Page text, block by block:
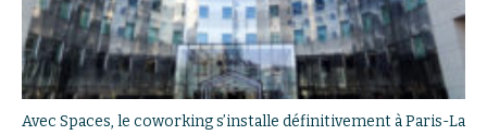
Avec Spaces, le coworking s’installe définitivement à Paris-La